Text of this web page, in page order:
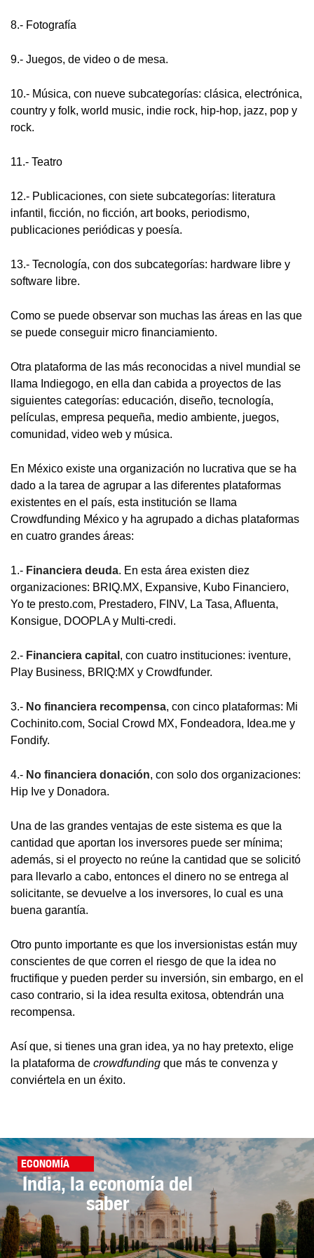
8.- Fotografía
9.- Juegos, de video o de mesa.
10.- Música, con nueve subcategorías: clásica, electrónica,
country y folk, world music, indie rock, hip-hop, jazz, pop y
rock.
11.- Teatro
12.- Publicaciones, con siete subcategorías: literatura
infantil, ficción, no ficción, art books, periodismo,
publicaciones periódicas y poesía.
13.- Tecnología, con dos subcategorías: hardware libre y
software libre.
Como se puede observar son muchas las áreas en las que
se puede conseguir micro financiamiento.
Otra plataforma de las más reconocidas a nivel mundial se
llama Indiegogo, en ella dan cabida a proyectos de las
siguientes categorías: educación, diseño, tecnología,
películas, empresa pequeña, medio ambiente, juegos,
comunidad, video web y música.
En México existe una organización no lucrativa que se ha
dado a la tarea de agrupar a las diferentes plataformas
existentes en el país, esta institución se llama
Crowdfunding México y ha agrupado a dichas plataformas
en cuatro grandes áreas:
1.- Financiera deuda. En esta área existen diez
organizaciones: BRIQ.MX, Expansive, Kubo Financiero,
Yo te presto.com, Prestadero, FINV, La Tasa, Afluenta,
Konsigue, DOOPLA y Multi-credi.
2.- Financiera capital , con cuatro instituciones: iventure,
Play Business, BRIQ:MX y Crowdfunder.
3.- No financiera recompensa, con cinco plataformas: Mi
Cochinito.com, Social Crowd MX, Fondeadora, Idea.me y
Fondify.
4.- No financiera donación, con solo dos organizaciones:
Hip Ive y Donadora.
Una de las grandes ventajas de este sistema es que la
cantidad que aportan los inversores puede ser mínima;
además, si el proyecto no reúne la cantidad que se solicitó
para llevarlo a cabo, entonces el dinero no se entrega al
solicitante, se devuelve a los inversores, lo cual es una
buena garantía.
Otro punto importante es que los inversionistas están muy
conscientes de que corren el riesgo de que la idea no
fructifique y pueden perder su inversión, sin embargo, en el
caso contrario, si la idea resulta exitosa, obtendrán una
recompensa.
Así que, si tienes una gran idea, ya no hay pretexto, elige
la plataforma de crowdfunding que más te convenza y
conviértela en un éxito.
ECONOMÍA
India, la economía del
saber